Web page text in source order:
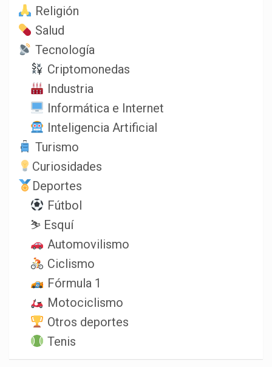
Religión
Salud
Tecnología
Criptomonedas
Industria
Informática e Internet
Inteligencia Artificial
Turismo
Curiosidades
Deportes
Fútbol
⛷️ Esquí
Automovilismo
Ciclismo
Fórmula 1
Motociclismo
Otros deportes
Tenis